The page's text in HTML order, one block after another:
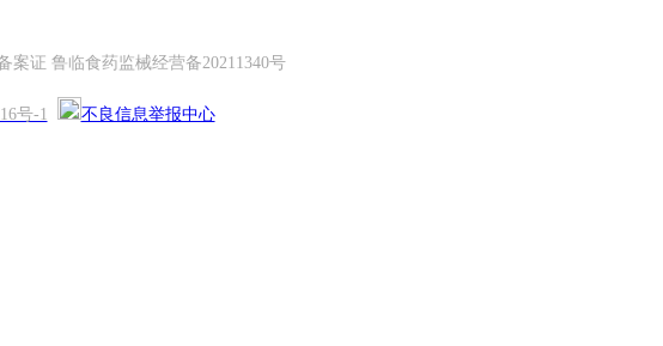
证 鲁临食药监械经营备20211340号
号-1 不良信息举报中心